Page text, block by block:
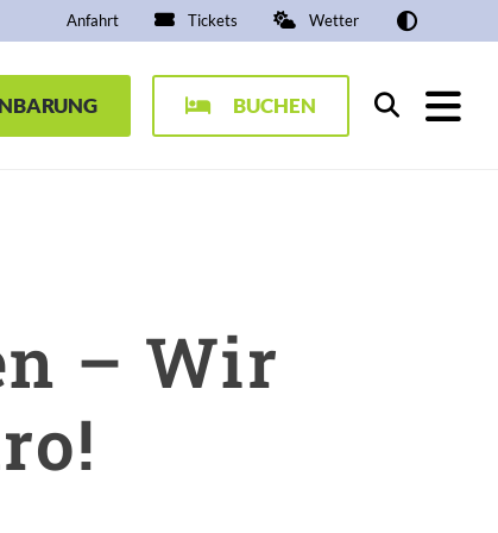
Anfahrt Tickets Wetter
BUCHEN Suchen
– Wir